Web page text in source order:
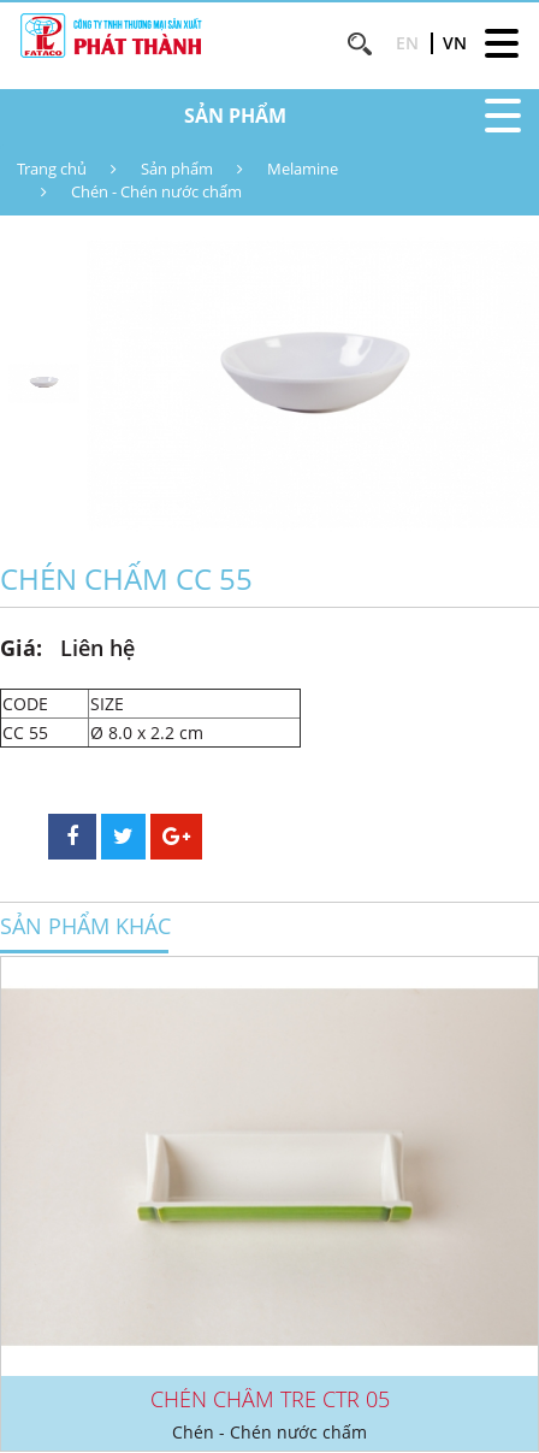
EN VN
SẢN PHẨM
Trang chủ Sản phẩm
Melamine
Chén - Chén nước chấm
CHÉN CHẤM CC 55
Giá: Liên hệ
CODE
SIZE
CC 55
Ø 8.0 x 2.2 cm
SẢN PHẨM KHÁC
CHÉN CHẤM TRE CTR 05
Chén - Chén nước chấm